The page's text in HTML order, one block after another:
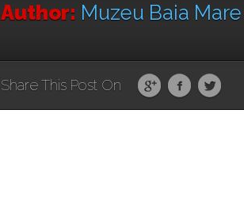
Author: Muzeu Baia
Share This Post On